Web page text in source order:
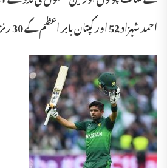
احمد شہزاد 52 اور کپتان بابر اعظم کے 30 رنز کے بعد صرف سعد نسیم ہی ناقابل شکست 18رنز بنا سکے۔عماد بٹ نے تین جبکہ عمر گل اور یاسر شاہ نے دو،دو وکٹیں حاصل کیں ۔